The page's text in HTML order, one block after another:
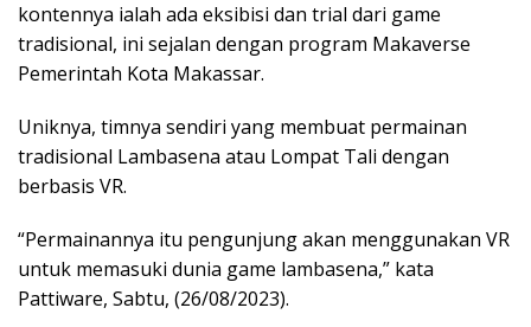
kontennya ialah ada eksibisi dan trial dari game
tradisional, ini sejalan dengan program Makaverse
Pemerintah Kota Makassar.
Uniknya, timnya sendiri yang membuat permainan
tradisional Lambasena atau Lompat Tali dengan
berbasis VR.
“Permainannya itu pengunjung akan menggunakan VR
untuk memasuki dunia game lambasena,” kata
Pattiware, Sabtu, (26/08/2023).